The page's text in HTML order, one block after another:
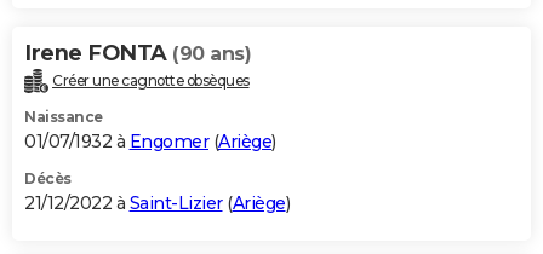
Irene FONTA (90 ans)
Créer une cagnotte obsèques
Naissance
01/07/1932 à Engomer(Ariège)
Décès
21/12/2022 à Saint-Lizier(Ariège)